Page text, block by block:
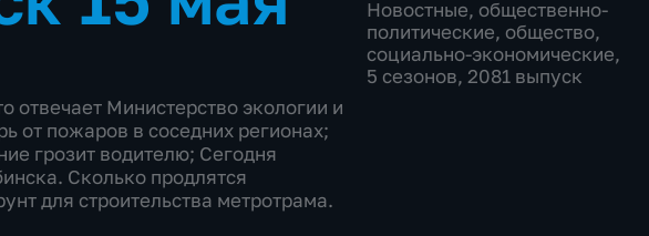
отвечает Министерство экологии и
от пожаров в соседних регионах;
грозит водителю; Сегодня
Сколько продлятся
для строительства метротрама.
Новостные, общественно-
политические, общество,
социально-экономические,
5 сезонов, 2081 выпуск